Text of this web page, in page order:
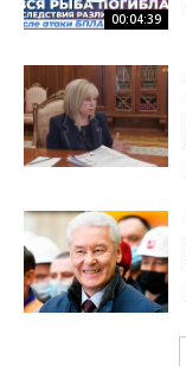
00:04:39